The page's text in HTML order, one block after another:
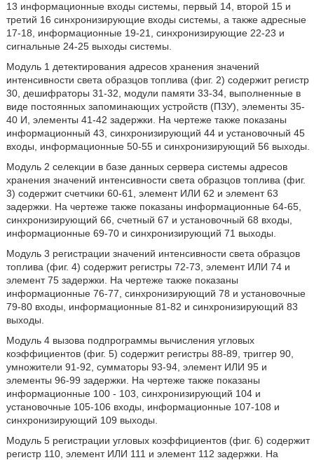
13 информационные входы системы, первый 14, второй 15 и
третий 16 синхронизирующие входы системы, а также адресные
17-18, информационные 19-21, синхронизирующие 22-23 и
сигнальные 24-25 выходы системы.
Модуль 1 детектирования адресов хранения значений
интенсивности света образцов топлива (фиг. 2) содержит регистр
30, дешифраторы 31-32, модули памяти 33-34, выполненные в
виде постоянных запоминающих устройств (ПЗУ), элементы 35-
40 И, элементы 41-42 задержки. На чертеже также показаны
информационный 43, синхронизирующий 44 и установочный 45
входы, информационные 50-55 и синхронизирующий 56 выходы.
Модуль 2 селекции в базе данных сервера системы адресов
хранения значений интенсивности света образцов топлива (фиг.
3) содержит счетчики 60-61, элемент ИЛИ 62 и элемент 63
задержки. На чертеже также показаны информационные 64-65,
синхронизирующий 66, счетный 67 и установочный 68 входы,
информационные 69-70 и синхронизирующий 71 выходы.
Модуль 3 регистрации значений интенсивности света образцов
топлива (фиг. 4) содержит регистры 72-73, элемент ИЛИ 74 и
элемент 75 задержки. На чертеже также показаны
информационные 76-77, синхронизирующий 78 и установочные
79-80 входы, информационные 81-82 и синхронизирующий 83
выходы.
Модуль 4 вызова подпрограммы вычисления угловых
коэффициентов (фиг. 5) содержит регистры 88-89, триггер 90,
умножители 91-92, сумматоры 93-94, элемент ИЛИ 95 и
элементы 96-99 задержки. На чертеже также показаны
информационные 100 - 103, синхронизирующий 104 и
установочные 105-106 входы, информационные 107-108 и
синхронизирующий 109 выходы.
Модуль 5 регистрации угловых коэффициентов (фиг. 6) содержит
регистр 110, элемент ИЛИ 111 и элемент 112 задержки. На